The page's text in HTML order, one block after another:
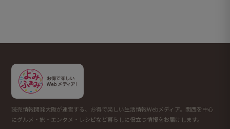
読売情報開発大阪が運営する、お得で楽しい生活情報Webメディア。関西を中心
にグルメ・旅・エンタメ・レシピなど暮らしに役立つ情報をお届けします。